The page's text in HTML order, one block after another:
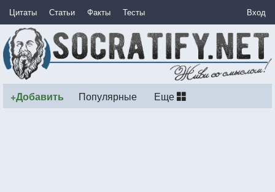
Цитаты Статьи Факты Тесты Вход
+Добавить Популярные Еще